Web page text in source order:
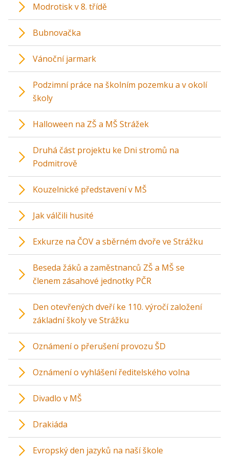
Modrotisk v 8. třídě
Bubnovačka
Vánoční jarmark
Podzimní práce na školním pozemku a v okolí
školy
Halloween na ZŠ a MŠ Strážek
Druhá část projektu ke Dni stromů na
Podmitrově
Kouzelnické představení v MŠ
Jak válčili husité
Exkurze na ČOV a sběrném dvoře ve Strážku
Beseda žáků a zaměstnanců ZŠ a MŠ se
členem zásahové jednotky PČR
Den otevřených dveří ke 110. výročí založení
základní školy ve Strážku
Oznámení o přerušení provozu ŠD
Oznámení o vyhlášení ředitelského volna
Divadlo v MŠ
Drakiáda
Evropský den jazyků na naší škole